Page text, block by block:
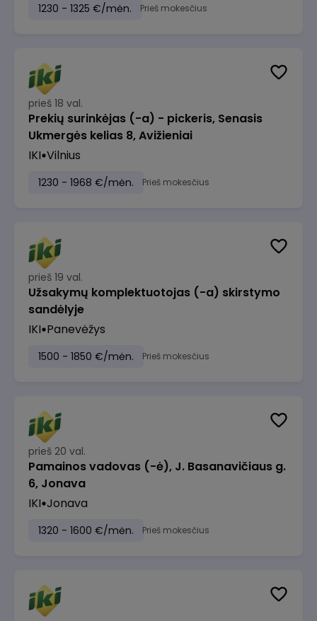
1230 - 1325 €/mėn. Prieš mokesčius
prieš 18 val.
Prekių surinkėjas (-a) - pickeris, Senasis
Ukmergės kelias 8, Avižieniai
IKI Vilnius
1230 - 1968 €/mėn. Prieš mokesčius
prieš 19 val.
Užsakymų komplektuotojas (-a) skirstymo
sandėlyje
IKI Panevėžys
1500 - 1850 €/mėn. Prieš mokesčius
prieš 20 val.
Pamainos vadovas (-ė), J. Basanavičiaus g.
6, Jonava
IKI Jonava
1320 - 1600 €/mėn. Prieš mokesčius